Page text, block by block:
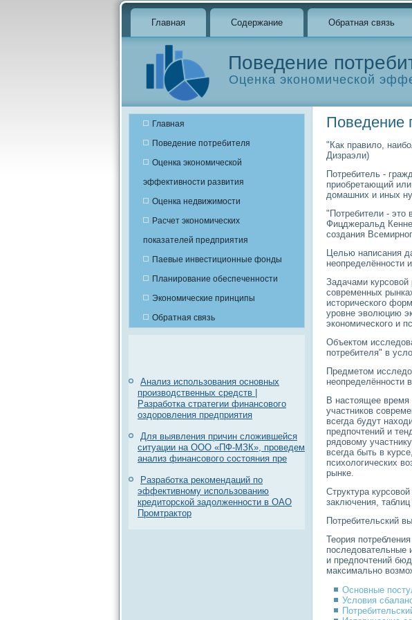
Главная Содержание Обратная связь
Поведение
Оценка экономической
Главная
Поведение потребителя
Оценка экономической
эффективности развития
Оценка недвижимости
Расчет экономических
показателей предприятия
Паевые инвестиционные фонды
Планирование обеспеченности
Экономические принципы
Обратная связь
Анализ использования основных
производственных средств |
Разработка стратегии финансового
оздоровления предприятия
Для выявления причин сложившейся
ситуации на ООО «ПФ-МЗК», проведем
анализ финансового состояния пре
Разработка рекомендаций по
эффективному использованию
кредиторской задолженности в ОАО
Промтрактор
Поведение
"Как правило,
Дизраэли)
Потребитель -
приобретающий
домашних и иных
"Потребители - это
Фицджеральд
создания
Целью написания
неопределённости
Задачами курсовой
современных
исторического
уровне эволюцию
экономического и
Объектом
потребителя" в
Предметом
неопределённости
В настоящее время
участников
всегда будут
предпочтений и
рядовому
всегда быть в
психологических
рынке.
Структура
заключения,
Потребительский
Теория
последовательные
и предпочтений
максимально
Основные
Условия